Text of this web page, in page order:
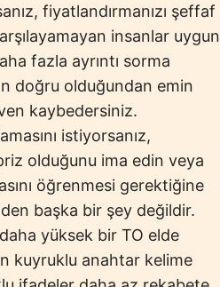
fiyatlandırmanızı şeffaf
insanlar uygun
fazla ayrıntı sorma
doğru olduğundan emin
kaybedersiniz.
istiyorsanız,
olduğunu ima edin veya
öğrenmesi gerektiğine
başka bir şey değildir.
yüksek bir TO elde
kuyruklu anahtar kelime